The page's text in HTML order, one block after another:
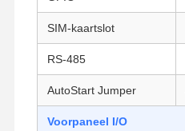
SIM-kaartslot
RS-485
AutoStart Jumper
Voorpaneel I/O